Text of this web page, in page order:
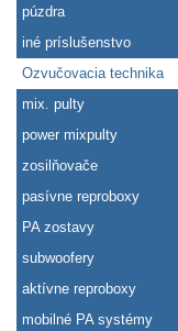
púzdra
iné príslušenstvo
Ozvučovacia technika
mix. pulty
power mixpulty
zosilňovače
pasívne reproboxy
PA zostavy
subwoofery
aktívne reproboxy
mobilné PA systémy